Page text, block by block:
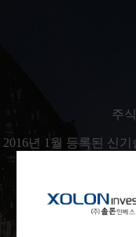
주
2016년 1월 등록된 신